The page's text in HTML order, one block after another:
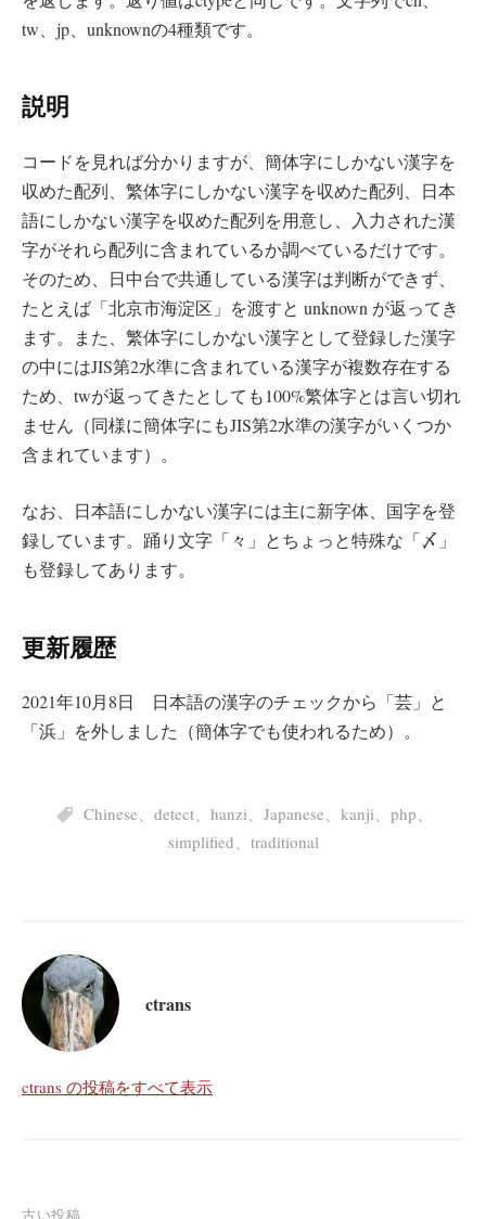
tw、jp、unknownの4種類です。
説明
コードを見れば分かりますが、簡体字にしかない漢字を
収めた配列、繁体字にしかない漢字を収めた配列、日本
語にしかない漢字を収めた配列を用意し、入力された漢
字がそれら配列に含まれているか調べているだけです。
そのため、日中台で共通している漢字は判断ができず、
たとえば「北京市海淀区」を渡すと unknown が返ってき
ます。また、繁体字にしかない漢字として登録した漢字
の中にはJIS第2水準に含まれている漢字が複数存在する
ため、twが返ってきたとしても100%繁体字とは言い切れ
ません（同様に簡体字にもJIS第2水準の漢字がいくつか
含まれています）。
なお、日本語にしかない漢字には主に新字体、国字を登
録しています。踊り文字「々」とちょっと特殊な「〆」
も登録してあります。
更新履歴
2021年10月8日 日本語の漢字のチェックから「芸」と
「浜」を外しました（簡体字でも使われるため）。
Chinese detect hanzi Japanese kanji php
simplified、 traditional
ctrans
ctrans の投稿をすべて表示
古い投稿